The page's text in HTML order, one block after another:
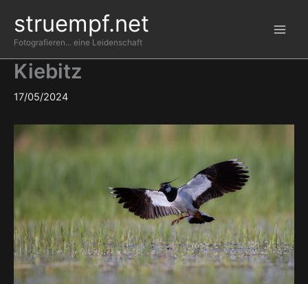
Inhalt
springen
struempf.net
Fotografieren... eine Leidenschaft
Kiebitz
17/05/2024